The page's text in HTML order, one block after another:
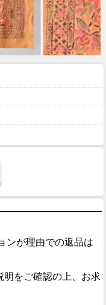
ンが理由での返品は
明をご確認の上、お求